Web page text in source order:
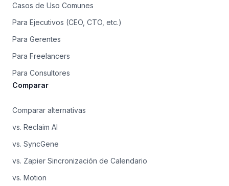
Casos de Uso Comunes
Para Ejecutivos (CEO, CTO, etc.)
Para Gerentes
Para Freelancers
Para Consultores
Comparar
Comparar alternativas
vs. Reclaim AI
vs. SyncGene
vs. Zapier Sincronización de Calendario
vs. Motion